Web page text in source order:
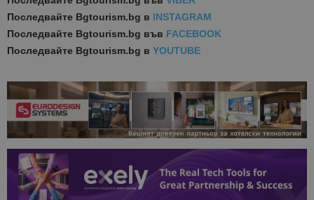
Последвайте Bgtourism.bg в INSTAGRAM
Последвайте Bgtourism.bg във FACEBOOK
Последвайте Bgtourism.bg в YOUTUBE